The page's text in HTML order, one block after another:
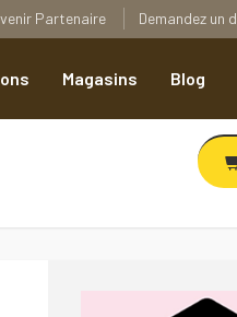
Partenaire Demandez un
Magasins Blog